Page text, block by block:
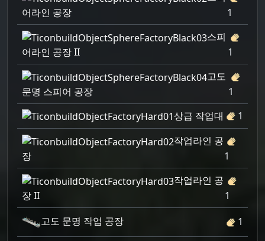
어라인 공장
1
스피
어라인 공장 II
1
고도
문명 스피어 공장
1
상급 작업대
1
작업라인 공
장
1
작업라인 공
장 II
1
고도 문명 작업 공장
1